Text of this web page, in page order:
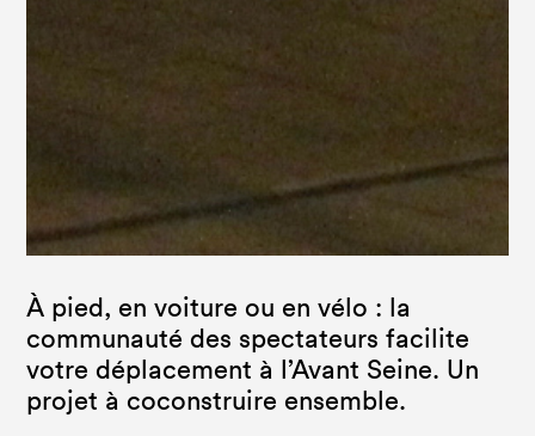
À pied, en voiture ou en vélo : la
communauté des spectateurs facilite
votre déplacement à l’Avant Seine. Un
projet à coconstruire ensemble.